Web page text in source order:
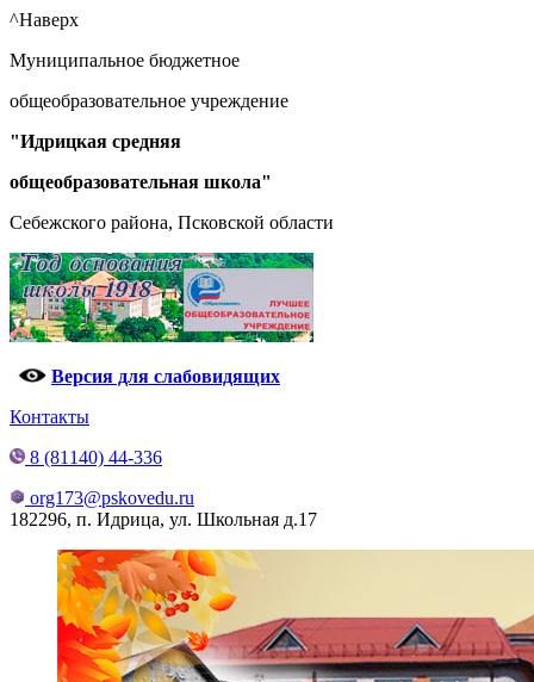
^Наверх
Муниципальное бюджетное
общеобразовательное учреждение
"Идрицкая средняя
общеобразовательная школа"
Себежского района, Псковской области
Версия для слабовидящих
Контакты
8 (81140) 44-336
org173@pskovedu.ru
182296, п. Идрица, ул. Школьная д.17